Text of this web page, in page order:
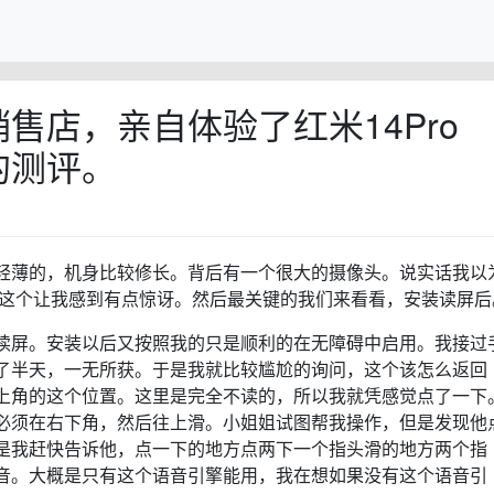
店，亲自体验了红米14Pro
评。
的，机身比较修长。背后有一个很大的摄像头。说实话我以
个让我感到有点惊讶。然后最关键的我们来看看，安装读屏
。安装以后又按照我的只是顺利的在无障碍中启用。我接过
天，一无所获。于是我就比较尴尬的询问，这个该怎么返回
的这个位置。这里是完全不读的，所以我就凭感觉点了一下
在右下角，然后往上滑。小姐姐试图帮我操作，但是发现他
赶快告诉他，点一下的地方点两下一个指头滑的地方两个指
大概是只有这个语音引擎能用，我在想如果没有这个语音引